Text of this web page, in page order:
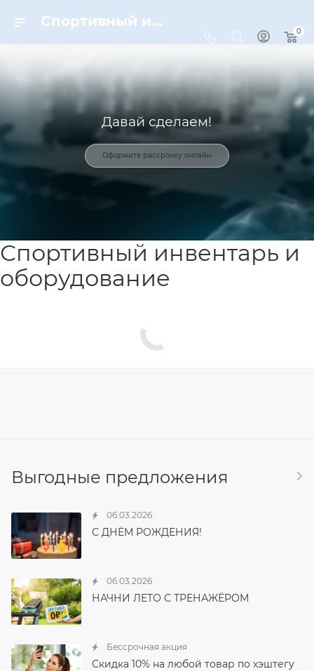
Спортивный инвентарь и оборудование для спорта в Москве | Dynamic-Sport
0
Давай сделаем!
Оформите рассрочку онлайн
Спортивный инвентарь и
оборудование
Выгодные предложения
06.03.2026
С ДНЁМ РОЖДЕНИЯ!
06.03.2026
НАЧНИ ЛЕТО С ТРЕНАЖЁРОМ
Бессрочная акция
Скидка 10% на любой товар по хэштегу